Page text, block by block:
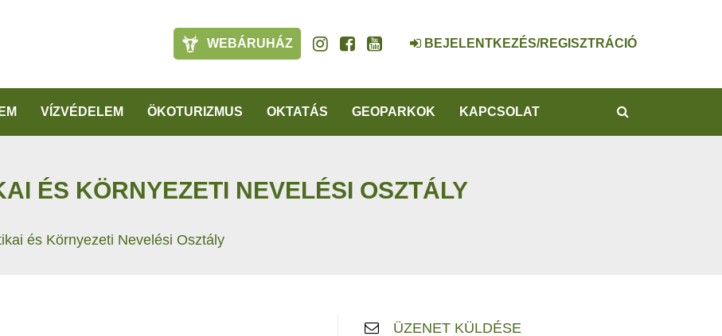
WEBÁRUHÁZ BEJELENTKEZÉS/REGISZTRÁCIÓ
VÍZVÉDELEM ÖKOTURIZMUS OKTATÁS GEOPARKOK KAPCSOLAT
ÉS KÖRNYEZETI NEVELÉSI OSZTÁLY
és Környezeti Nevelési Osztály
ÜZENET KÜLDÉSE